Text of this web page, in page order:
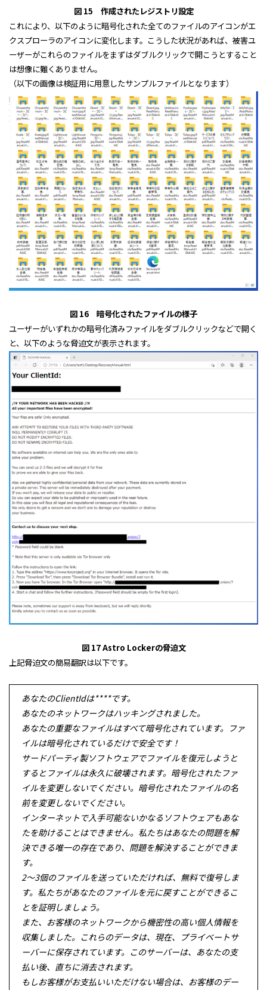
図 15 作成されたレジストリ設定
これにより、以下のように暗号化された全てのファイルのアイコンがエ
クスプローラのアイコンに変化します。こうした状況があれば、被害ユ
ーザーがこれらのファイルをまずはダブルクリックで開こうとすること
は想像に難くありません。
（以下の画像は検証用に用意したサンプルファイルとなります）
図 16 暗号化されたファイルの様子
ユーザーがいずれかの暗号化済みファイルをダブルクリックなどで開く
と、以下のような脅迫文が表示されます。
図 17 Astro Lockerの脅迫文
上記脅迫文の簡易翻訳は以下です。
あなたのClientIdは****です。
あなたのネットワークはハッキングされました。
あなたの重要なファイルはすべて暗号化されています。ファ
イルは暗号化されているだけで安全です！
サードパーティ製ソフトウェアでファイルを復元しようと
するとファイルは永久に破壊されます。暗号化されたファ
イルを変更しないでください。暗号化されたファイルの名
前を変更しないでください。
インターネットで入手可能ないかなるソフトウェアもあな
たを助けることはできません。私たちはあなたの問題を解
決できる唯一の存在であり、問題を解決することができま
す。
2〜3個のファイルを送っていただければ、無料で復号しま
す。私たちがあなたのファイルを元に戻すことができるこ
とを証明しましょう。
また、お客様のネットワークから機密性の高い個人情報を
収集しました。これらのデータは、現在、プライベートサ
ーバーに保存されています。このサーバーは、あなたの支
払い後、直ちに消去されます。
もしお客様がお支払いいただけない場合は、お客様のデー